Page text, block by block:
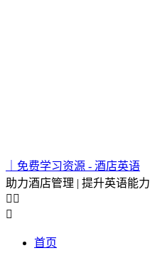
｜免费学习资源 - 酒店英语
助力酒店管理 | 提升英语能力
 

首页